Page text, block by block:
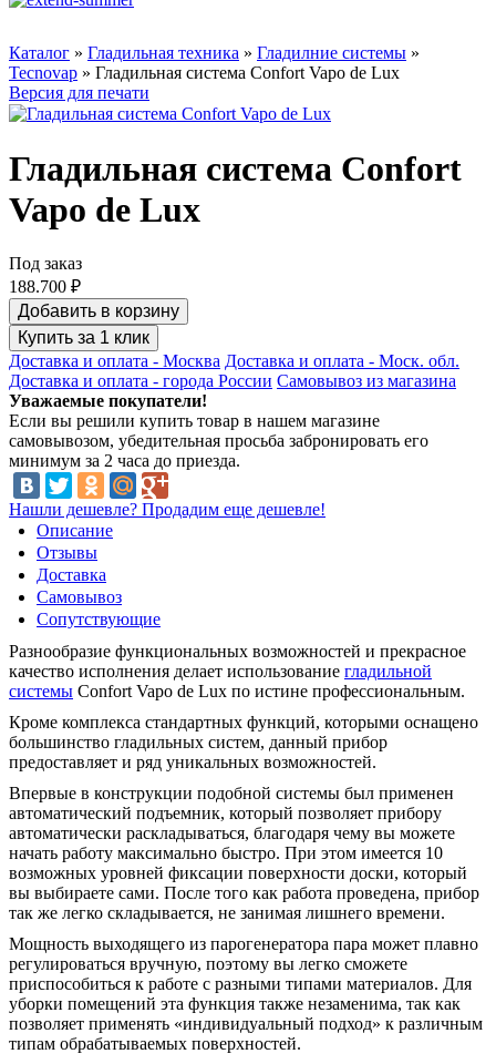
О магазине
Доставка и оплата
Доставка по РФ
Сервис и ремонт
Статьи и обзоры
Видеогалерея
Письмо директору
Каталог » Гладильная техника » Гладилние системы »
Tecnovap » Гладильная система Confort Vapo de Lux
Версия для печати
Гладильная система Confort
Vapo de Lux
Под заказ
188.700 ₽
Добавить в корзину
Купить за 1 клик
Доставка и оплата - Москва Доставка и оплата - Моск. обл.
Доставка и оплата - города России Самовывоз из магазина
Уважаемые покупатели!
Если вы решили купить товар в нашем магазине
самовывозом, убедительная просьба забронировать его
минимум за 2 часа до приезда.
Нашли дешевле? Продадим еще дешевле!
Описание
Отзывы
Доставка
Самовывоз
Сопутствующие
Разнообразие функциональных возможностей и прекрасное
качество исполнения делает использование гладильной
системы Confort Vapo de Lux по истине профессиональным.
Кроме комплекса стандартных функций, которыми оснащено
большинство гладильных систем, данный прибор
предоставляет и ряд уникальных возможностей.
Впервые в конструкции подобной системы был применен
автоматический подъемник, который позволяет прибору
автоматически раскладываться, благодаря чему вы можете
начать работу максимально быстро. При этом имеется 10
возможных уровней фиксации поверхности доски, который
вы выбираете сами. После того как работа проведена, прибор
так же легко складывается, не занимая лишнего времени.
Мощность выходящего из парогенератора пара может плавно
регулироваться вручную, поэтому вы легко сможете
приспособиться к работе с разными типами материалов. Для
уборки помещений эта функция также незаменима, так как
позволяет применять «индивидуальный подход» к различным
типам обрабатываемых поверхностей.